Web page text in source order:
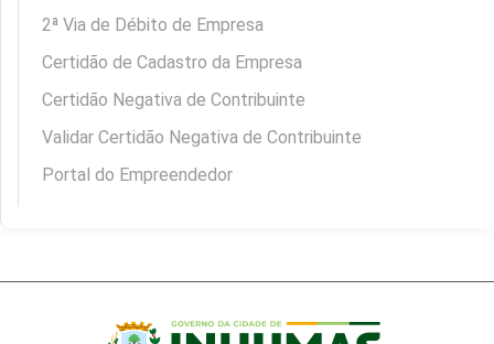
2ª Via de Débito de Empresa
Certidão de Cadastro da Empresa
Certidão Negativa de Contribuinte
Validar Certidão Negativa de Contribuinte
Portal do Empreendedor